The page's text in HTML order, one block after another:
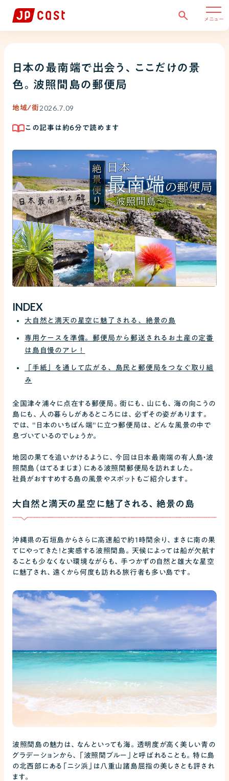
メニュー
日本の最南端で出会う、ここだけの景
色。波照間島の郵便局
地域/街2026.7.09
この記事は約6分で読めます
INDEX
大自然と満天の星空に魅了される、絶景の島
専用ケースを準備。郵便局から郵送されるお土産の定番
は島自慢のアレ！
「手紙」を通して広がる、島民と郵便局をつなぐ取り組
み
全国津々浦々に点在する郵便局。街にも、山にも、海の向こうの
島にも、人の暮らしがあるところには、必ずその姿があります。
では、"日本のいちばん端"に立つ郵便局は、どんな風景の中で
息づいているのでしょうか。
地図の果てを追いかけるように、今回は日本最南端の有人島・波
照間島（はてるまじま）にある波照間郵便局を訪れました。
社員がおすすめする島の風景やスポットもご紹介します。
大自然と満天の星空に魅了される、絶景の島
沖縄県の石垣島からさらに高速船で約1時間余り、まさに南の果
てにやってきた！と実感する波照間島。天候によっては船が欠航す
ることも少なくない環境ながらも、手つかずの自然と雄大な星空
に魅了され、遠くから何度も訪れる旅行者も多い島です。
波照間島の魅力は、なんといっても海。透明度が高く美しい青の
グラデーションから、「波照間ブルー」と呼ばれることも。特に島
の北西部にある「ニシ浜」は八重山諸島屈指の美しさとも評され
ます。